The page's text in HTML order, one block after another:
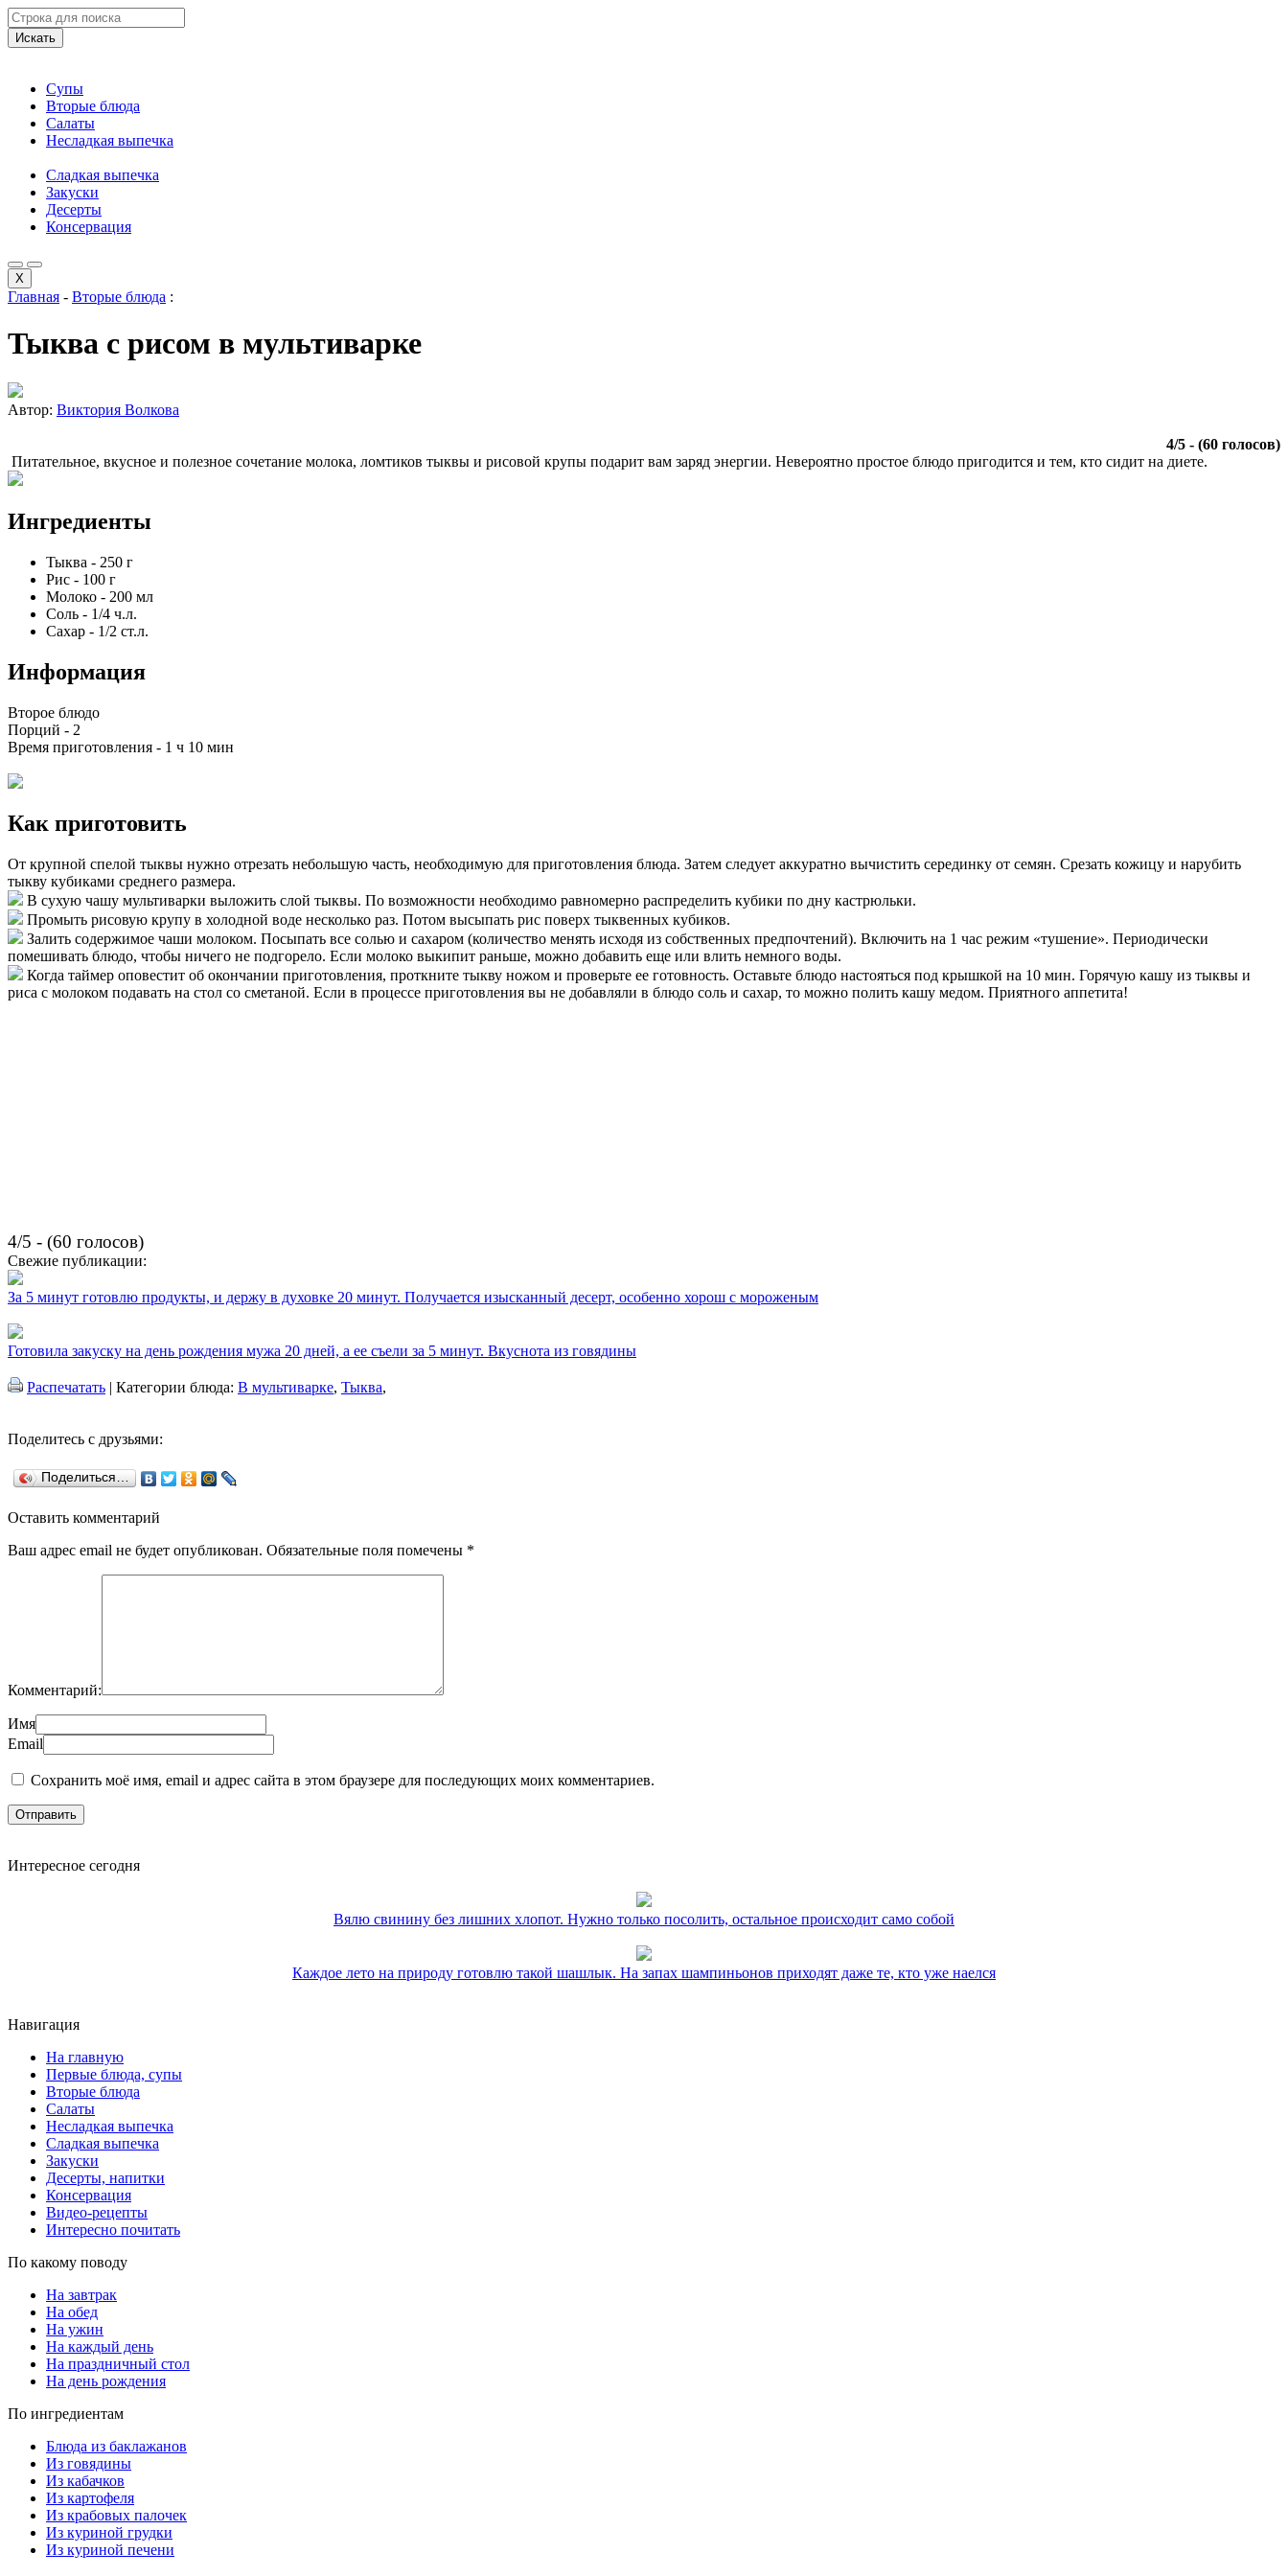
Искать
Супы
Вторые блюда
Салаты
Несладкая выпечка
Сладкая выпечка
Закуски
Десерты
Консервация
X
Главная - Вторые блюда :
Тыква с рисом в мультиварке
Автор: Виктория Волкова
4/5 - (60 голосов)
Питательное, вкусное и полезное сочетание молока, ломтиков тыквы и рисовой крупы подарит вам заряд энергии. Невероятно простое блюдо пригодится и тем, кто сидит на диете.
Ингредиенты
Тыква - 250 г
Рис - 100 г
Молоко - 200 мл
Соль - 1/4 ч.л.
Сахар - 1/2 ст.л.
Информация
Второе блюдо
Порций - 2
Время приготовления - 1 ч 10 мин
Как приготовить
От крупной спелой тыквы нужно отрезать небольшую часть, необходимую для приготовления блюда. Затем следует аккуратно вычистить серединку от семян. Срезать кожицу и нарубить
тыкву кубиками среднего размера.
В сухую чашу мультиварки выложить слой тыквы. По возможности необходимо равномерно распределить кубики по дну кастрюльки.
Промыть рисовую крупу в холодной воде несколько раз. Потом высыпать рис поверх тыквенных кубиков.
Залить содержимое чаши молоком. Посыпать все солью и сахаром (количество менять исходя из собственных предпочтений). Включить на 1 час режим «тушение». Периодически
помешивать блюдо, чтобы ничего не подгорело. Если молоко выкипит раньше, можно добавить еще или влить немного воды.
Когда таймер оповестит об окончании приготовления, проткните тыкву ножом и проверьте ее готовность. Оставьте блюдо настояться под крышкой на 10 мин. Горячую кашу из тыквы и
риса с молоком подавать на стол со сметаной. Если в процессе приготовления вы не добавляли в блюдо соль и сахар, то можно полить кашу медом. Приятного аппетита!
4/5 - (60 голосов)
Свежие публикации:
За 5 минут готовлю продукты, и держу в духовке 20 минут. Получается изысканный десерт, особенно хорош с мороженым
Готовила закуску на день рождения мужа 20 дней, а ее съели за 5 минут. Вкуснота из говядины
Распечатать | Категории блюда: В мультиварке, Тыква,
Поделитесь с друзьями:
Поделиться…
Оставить комментарий
Ваш адрес email не будет опубликован. Обязательные поля помечены *
Комментарий:
Имя
Email
Сохранить моё имя, email и адрес сайта в этом браузере для последующих моих комментариев.
Интересное сегодня
Вялю свинину без лишних хлопот. Нужно только посолить, остальное происходит само собой
Каждое лето на природу готовлю такой шашлык. На запах шампиньонов приходят даже те, кто уже наелся
Навигация
На главную
Первые блюда, супы
Вторые блюда
Салаты
Несладкая выпечка
Сладкая выпечка
Закуски
Десерты, напитки
Консервация
Видео-рецепты
Интересно почитать
По какому поводу
На завтрак
На обед
На ужин
На каждый день
На праздничный стол
На день рождения
По ингредиентам
Блюда из баклажанов
Из говядины
Из кабачков
Из картофеля
Из крабовых палочек
Из куриной грудки
Из куриной печени